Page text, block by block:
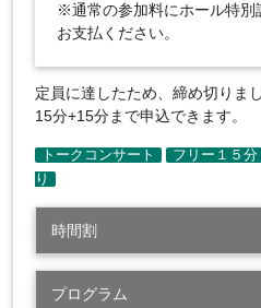
※通常の参加料にホール特別
お支払ください。
定員に達したため、締め切りま
15分+15分まで申込できます。
時間割
プログラム